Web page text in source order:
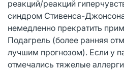
реакций/реакций
синдром Стивенса-
немедленно прекратить
Подагрель (более ранняя
лучшим прогнозом). Если у
отмечались тяжелые